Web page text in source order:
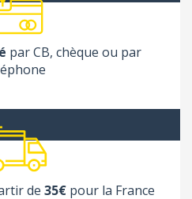
par CB, chèque ou par
de 35€pour la France